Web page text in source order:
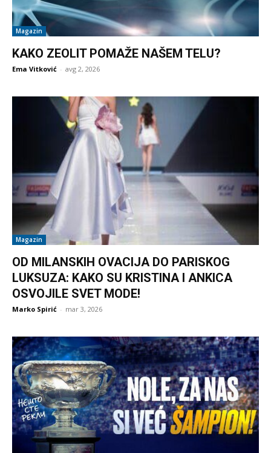
Magazin
KAKO ZEOLIT POMAŽE NAŠEM TELU?
Ema Vitković - avg 2, 2026
Magazin
OD MILANSKIH OVACIJA DO PARISKOG
LUKSUZA: KAKO SU KRISTINA I ANKICA
OSVOJILE SVET MODE!
Marko Spirić - mar 3, 2026